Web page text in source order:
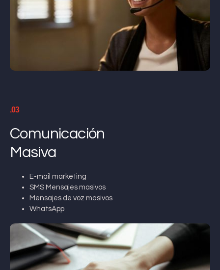
.03
Comunicación
Masiva
E-mail marketing
SMS Mensajes masivos
Mensajes de voz masivos
WhatsApp